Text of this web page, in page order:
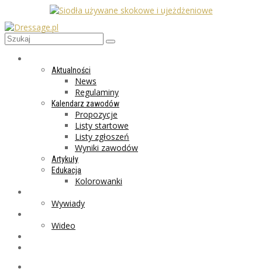
Aktualności
News
Regulaminy
Kalendarz zawodów
Propozycje
Listy startowe
Listy zgłoszeń
Wyniki zawodów
Artykuły
Edukacja
Kolorowanki
Wywiady
Wideo